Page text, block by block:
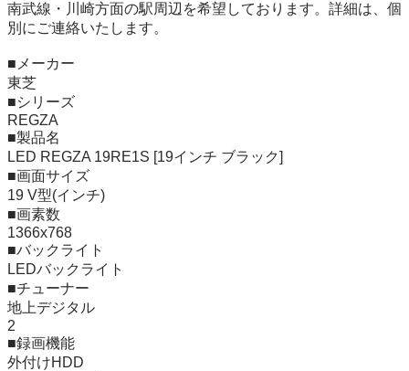
南武線・川崎方面の駅周辺を希望しております。詳細は、個
別にご連絡いたします。
■メーカー
東芝
■シリーズ
REGZA
■製品名
LED REGZA 19RE1S [19インチ ブラック]
■画面サイズ
19 V型(インチ)
■画素数
1366x768
■バックライト
LEDバックライト
■チューナー
地上デジタル
2
■録画機能
外付けHDD